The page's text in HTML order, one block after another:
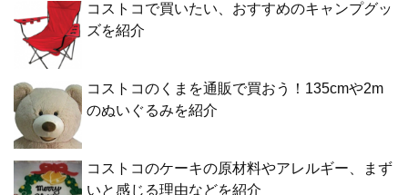
コストコで買いたい、おすすめのキャンプグッ
ズを紹介
コストコのくまを通販で買おう！135cmや2m
のぬいぐるみを紹介
コストコのケーキの原材料やアレルギー、まず
いと感じる理由などを紹介